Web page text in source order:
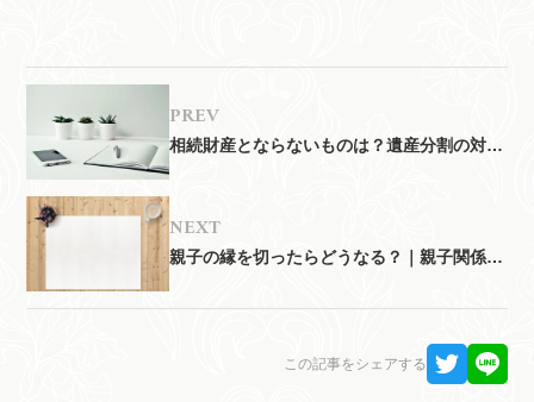
相続財産とならないものは？遺産分割の対象
親子の縁を切ったらどうなる？｜親子関係解
この記事をシェアする